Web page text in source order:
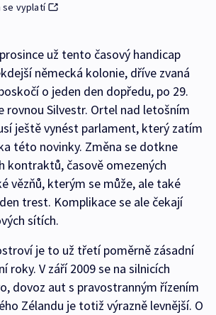
se vyplatí
už tento časový handicap
německá kolonie, dříve zvaná
o jeden den dopředu, po 29.
rovnou Silvestr. Ortel nad letošním
ještě vynést parlament, který zatím
této novinky. Změna se dotkne
kontraktů, časově omezených
vězňů, kterým se může, ale také
trest. Komplikace se ale čekají
sítích.
je to už třetí poměrně zásadní
roky. V září 2009 se na silnicích
dovoz aut s pravostranným řízením
Zélandu je totiž výrazně levnější. O